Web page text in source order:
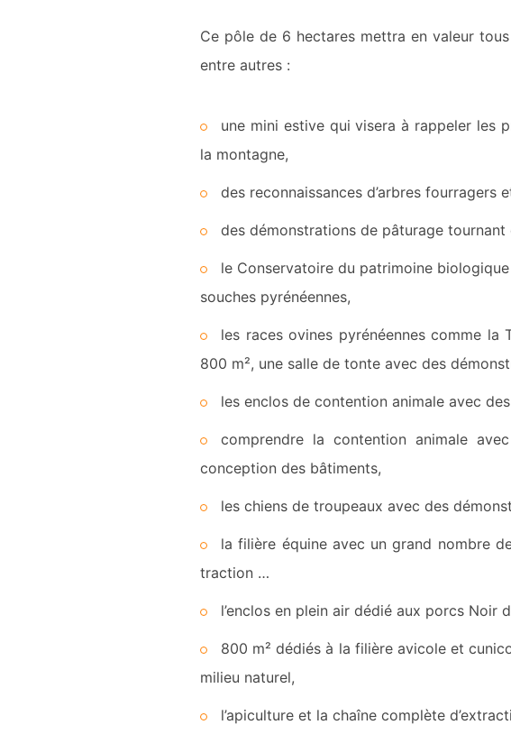
Ce pôle de 6 hectares mettra en valeur
entre autres :
une mini estive qui visera à rappeler les
la montagne,
des reconnaissances d’arbres fourragers
des démonstrations de pâturage
le Conservatoire du patrimoine
souches pyrénéennes,
les races ovines pyrénéennes comme la
800 m², une salle de tonte avec des
les enclos de contention animale avec
comprendre la contention animale
conception des bâtiments,
les chiens de troupeaux avec des
la filière équine avec un grand nombre
traction …
l’enclos en plein air dédié aux porcs Noir
800 m² dédiés à la filière avicole et
milieu naturel,
l’apiculture et la chaîne complète